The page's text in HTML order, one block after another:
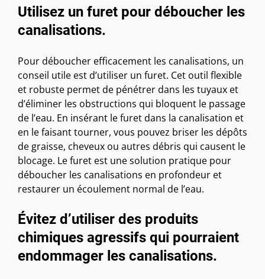
Utilisez un furet pour déboucher les
canalisations.
Pour déboucher efficacement les canalisations, un
conseil utile est d’utiliser un furet. Cet outil flexible
et robuste permet de pénétrer dans les tuyaux et
d’éliminer les obstructions qui bloquent le passage
de l’eau. En insérant le furet dans la canalisation et
en le faisant tourner, vous pouvez briser les dépôts
de graisse, cheveux ou autres débris qui causent le
blocage. Le furet est une solution pratique pour
déboucher les canalisations en profondeur et
restaurer un écoulement normal de l’eau.
Évitez d’utiliser des produits
chimiques agressifs qui pourraient
endommager les canalisations.